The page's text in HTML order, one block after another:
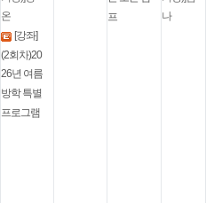
온
[강좌]
(2회차)20
26년 여름
방학 특별
프로그램
프
나